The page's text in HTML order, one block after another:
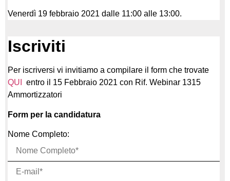
Venerdì 19 febbraio 2021 dalle 11:00 alle 13:00.
Iscriviti
Per iscriversi vi invitiamo a compilare il form che trovate
QUI
entro il 15 Febbraio 2021 con Rif. Webinar 1315
Ammortizzatori
Form per la candidatura
Nome Completo: